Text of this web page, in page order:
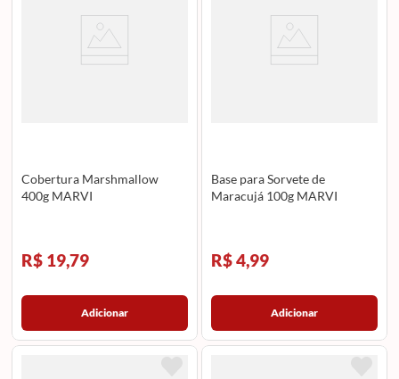
Cobertura Marshmallow
400g MARVI
R$ 19,79
Adicionar
Base para Sorvete de
Maracujá 100g MARVI
R$ 4,99
Adicionar